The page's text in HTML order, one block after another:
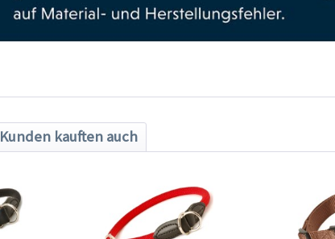
Kunden kauften auch